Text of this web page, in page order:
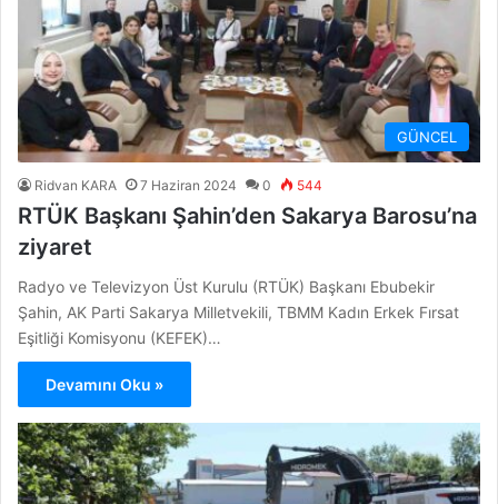
GÜNCEL
Ridvan KARA 7 Haziran 2024 0 544
RTÜK Başkanı Şahin’den Sakarya Barosu’na
ziyaret
Radyo ve Televizyon Üst Kurulu (RTÜK) Başkanı Ebubekir
Şahin, AK Parti Sakarya Milletvekili, TBMM Kadın Erkek Fırsat
Eşitliği Komisyonu (KEFEK)…
Devamını Oku »